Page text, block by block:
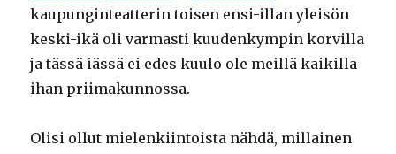
kaupunginteatterin toisen ensi-illan yleisön
keski-ikä oli varmasti kuudenkympin korvilla
ja tässä iässä ei edes kuulo ole meillä kaikilla
ihan priimakunnossa.
Olisi ollut mielenkiintoista nähdä, millainen